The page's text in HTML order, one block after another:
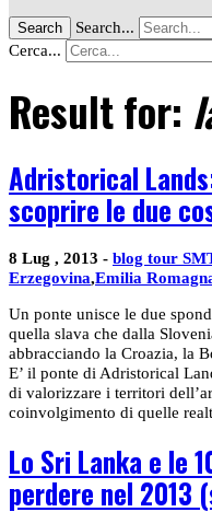
Search
Search...
Cerca...
Result for:
Adristorical
scoprire le due
8 Lug , 2013 - blog tour
Erzegovina,Emilia
Un ponte unisce le due
quella slava che dalla
abbracciando la Croazia, la
E’ il ponte di Adristorical
di valorizzare i territori
coinvolgimento di quelle
Lo Sri Lanka e le
perdere nel 2013